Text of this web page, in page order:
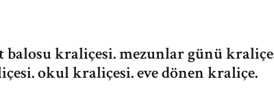
kraliçesi. mezunlar günü
okul kraliçesi. eve dönen kraliçe.